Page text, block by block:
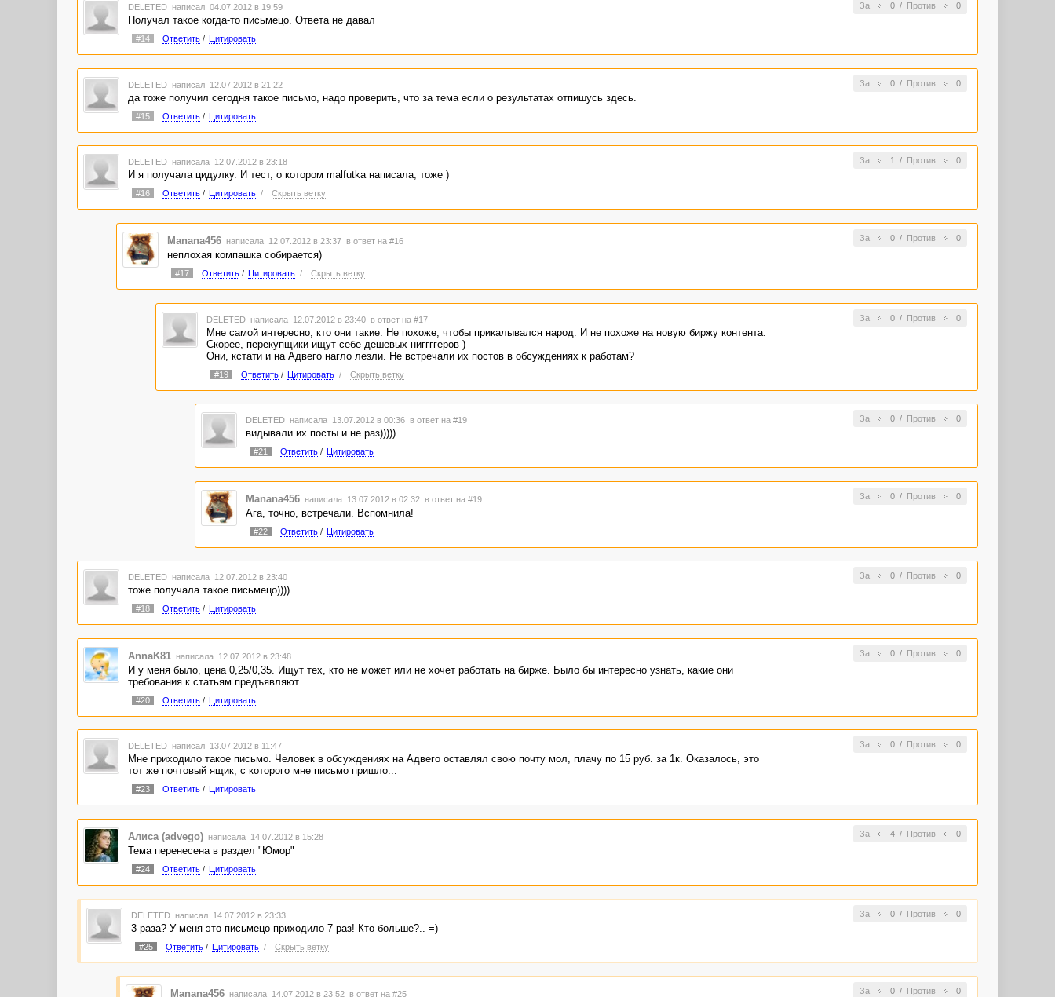
За 0/ Против 0
DELETED написал 04.07.2012 в 19:59
Получал такое когда-то письмецо. Ответа не давал
#14 Ответить/ Цитировать
За 0/ Против 0
DELETED написал 12.07.2012 в 21:22
да тоже получил сегодня такое письмо, надо проверить, что за тема если о результатах отпишусь здесь.
#15 Ответить/ Цитировать
За 1 / Против 0
DELETED написала 12.07.2012 в 23:18
И я получала цидулку. И тест, о котором malfutka написала, тоже )
#16 Ответить/ Цитировать / Скрыть ветку
За 0/ Против 0
Manana456 написала 12.07.2012 в 23:37 в ответ на #16
неплохая компашка собирается)
#17 Ответить/ Цитировать / Скрыть ветку
За 0/ Против 0
DELETED написала 12.07.2012 в 23:40 в ответ на #17
Мне самой интересно, кто они такие. Не похоже, чтобы прикалывался народ. И не похоже на новую биржу контента.
Скорее, перекупщики ищут себе дешевых ниггггеров )
Они, кстати и на Адвего нагло лезли. Не встречали их постов в обсуждениях к работам?
#19 Ответить/ Цитировать / Скрыть ветку
За 0/ Против 0
DELETED написала 13.07.2012 в 00:36 в ответ на #19
видывали их посты и не раз)))))
#21 Ответить/ Цитировать
За 0/ Против 0
Manana456 написала 13.07.2012 в 02:32 в ответ на #19
Ага, точно, встречали. Вспомнила!
#22 Ответить/ Цитировать
За 0/ Против 0
DELETED написала 12.07.2012 в 23:40
тоже получала такое письмецо))))
#18 Ответить/ Цитировать
За 0/ Против 0
AnnaK81 написала 12.07.2012 в 23:48
И у меня было, цена 0,25/0,35. Ищут тех, кто не может или не хочет работать на бирже. Было бы интересно узнать, какие они
требования к статьям предъявляют.
#20 Ответить/ Цитировать
За 0/ Против 0
DELETED написал 13.07.2012 в 11:47
Мне приходило такое письмо. Человек в обсуждениях на Адвего оставлял свою почту мол, плачу по 15 руб. за 1к. Оказалось, это
тот же почтовый ящик, с которого мне письмо пришло...
#23 Ответить/ Цитировать
За 4/ Против 0
Алиса (advego) написала 14.07.2012 в 15:28
Тема перенесена в раздел "Юмор"
#24 Ответить/ Цитировать
За 0/ Против 0
DELETED написал 14.07.2012 в 23:33
3 раза? У меня это письмецо приходило 7 раз! Кто больше?.. =)
#25 Ответить/ Цитировать / Скрыть ветку
За 0/ Против 0
Manana456 написала 14.07.2012 в 23:52 в ответ на #25